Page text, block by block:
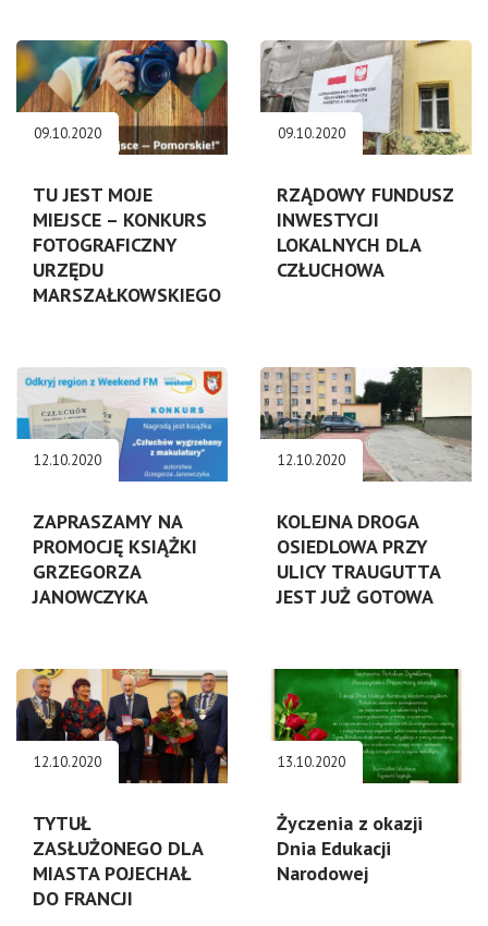
09.10.2020
TU JEST MOJE
MIEJSCE – KONKURS
FOTOGRAFICZNY
URZĘDU
MARSZAŁKOWSKIEGO
09.10.2020
RZĄDOWY FUNDUSZ
INWESTYCJI
LOKALNYCH DLA
CZŁUCHOWA
12.10.2020
ZAPRASZAMY NA
PROMOCJĘ KSIĄŻKI
GRZEGORZA
JANOWCZYKA
12.10.2020
KOLEJNA DROGA
OSIEDLOWA PRZY
ULICY TRAUGUTTA
JEST JUŻ GOTOWA
12.10.2020
TYTUŁ
ZASŁUŻONEGO DLA
MIASTA POJECHAŁ
DO FRANCJI
13.10.2020
Życzenia z okazji
Dnia Edukacji
Narodowej